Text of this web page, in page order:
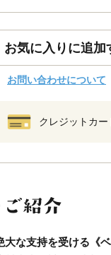
お気に入りに追加
お問い合わせについて
クレジットカー
な支持を受ける《